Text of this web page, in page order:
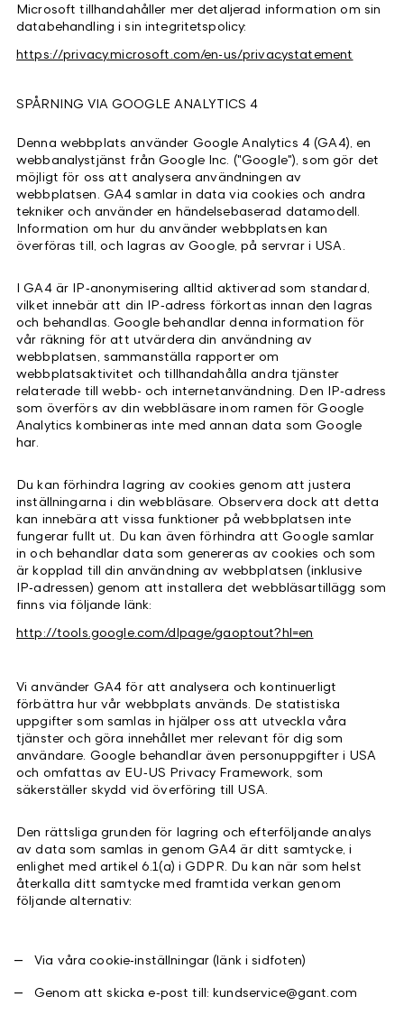
Microsoft tillhandahåller mer detaljerad information om sin
databehandling i sin integritetspolicy:
https://privacy.microsoft.com/en-us/privacystatement
SPÅRNING VIA GOOGLE ANALYTICS 4
Denna webbplats använder Google Analytics 4 (GA4), en
webbanalystjänst från Google Inc. ("Google"), som gör det
möjligt för oss att analysera användningen av
webbplatsen. GA4 samlar in data via cookies och andra
tekniker och använder en händelsebaserad datamodell.
Information om hur du använder webbplatsen kan
överföras till, och lagras av Google, på servrar i USA.
I GA4 är IP‑anonymisering alltid aktiverad som standard,
vilket innebär att din IP‑adress förkortas innan den lagras
och behandlas. Google behandlar denna information för
vår räkning för att utvärdera din användning av
webbplatsen, sammanställa rapporter om
webbplatsaktivitet och tillhandahålla andra tjänster
relaterade till webb- och internetanvändning. Den IP‑adress
som överförs av din webbläsare inom ramen för Google
Analytics kombineras inte med annan data som Google
har.
Du kan förhindra lagring av cookies genom att justera
inställningarna i din webbläsare. Observera dock att detta
kan innebära att vissa funktioner på webbplatsen inte
fungerar fullt ut. Du kan även förhindra att Google samlar
in och behandlar data som genereras av cookies och som
är kopplad till din användning av webbplatsen (inklusive
IP‑adressen) genom att installera det webbläsartillägg som
finns via följande länk:
http://tools.google.com/dlpage/gaoptout?hl=en
Vi använder GA4 för att analysera och kontinuerligt
förbättra hur vår webbplats används. De statistiska
uppgifter som samlas in hjälper oss att utveckla våra
tjänster och göra innehållet mer relevant för dig som
användare. Google behandlar även personuppgifter i USA
och omfattas av EU‑US Privacy Framework, som
säkerställer skydd vid överföring till USA.
Den rättsliga grunden för lagring och efterföljande analys
av data som samlas in genom GA4 är ditt samtycke, i
enlighet med artikel 6.1(a) i GDPR. Du kan när som helst
återkalla ditt samtycke med framtida verkan genom
följande alternativ:
Via våra cookie‑inställningar (länk i sidfoten)
Genom att skicka e‑post till: kundservice@gant.com